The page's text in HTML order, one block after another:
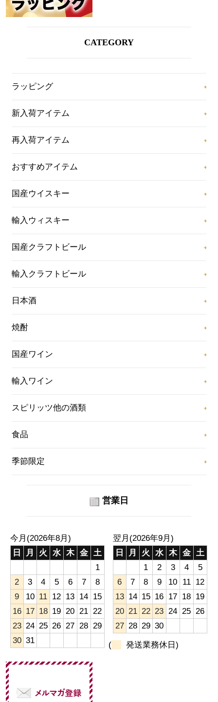
CATEGORY
ラッピング
新入荷アイテム
再入荷アイテム
おすすめアイテム
国産ウイスキー
輸入ウィスキー
国産クラフトビール
輸入クラフトビール
日本酒
焼酎
国産ワイン
輸入ワイン
スピリッツ他の酒類
食品
季節限定
営業日
今月(2026年8月)
日
月 火 水 木 金 土
1
2
3 4 5 6 7
8
9
10 11 12 13 14 15
16 17 18 19 20 21 22
23 24 25 26 27 28 29
30 31
翌月(2026年9月)
日
月 火 水 木 金
土
1
2 3 4
5
6
7 8 9 10 11
12
13 14 15 16 17 18 19
20 21 22 23 24 25 26
27 28 29 30
( 発送業務休日)